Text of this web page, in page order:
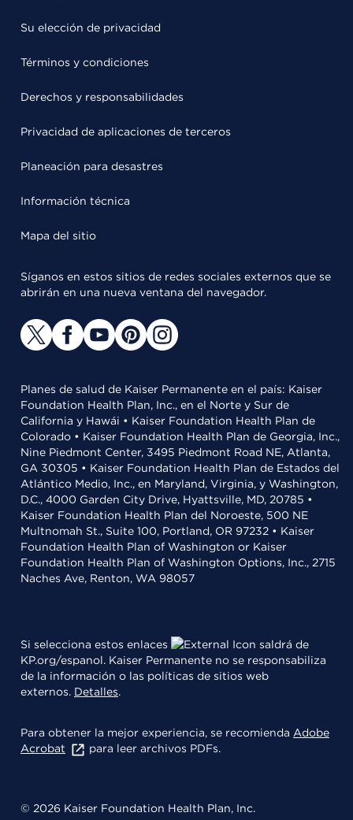
Su elección de privacidad
Términos y condiciones
Derechos y responsabilidades
Privacidad de aplicaciones de terceros
Planeación para desastres
Información técnica
Mapa del sitio
Síganos en estos sitios de redes sociales externos que se
abrirán en una nueva ventana del navegador.
Planes de salud de Kaiser Permanente en el país: Kaiser
Foundation Health Plan, Inc., en el Norte y Sur de
California y Hawái • Kaiser Foundation Health Plan de
Colorado • Kaiser Foundation Health Plan de Georgia, Inc.,
Nine Piedmont Center, 3495 Piedmont Road NE, Atlanta,
GA 30305 • Kaiser Foundation Health Plan de Estados del
Atlántico Medio, Inc., en Maryland, Virginia, y Washington,
D.C., 4000 Garden City Drive, Hyattsville, MD, 20785 •
Kaiser Foundation Health Plan del Noroeste, 500 NE
Multnomah St., Suite 100, Portland, OR 97232 • Kaiser
Foundation Health Plan of Washington or Kaiser
Foundation Health Plan of Washington Options, Inc., 2715
Naches Ave, Renton, WA 98057
Si selecciona estos enlaces
saldrá de
KP.org/espanol. Kaiser Permanente no se responsabiliza
de la información o las políticas de sitios web
externos. Detalles.
Para obtener la mejor experiencia, se recomienda Adobe
Acrobat
para leer archivos PDFs.
© 2026 Kaiser Foundation Health Plan, Inc.